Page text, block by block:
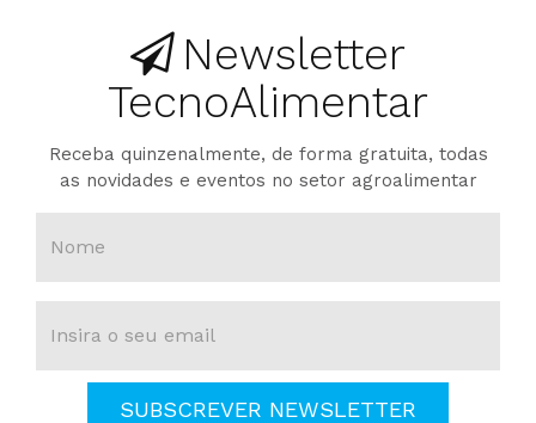
Newsletter
TecnoAlimentar
Receba quinzenalmente, de forma gratuita, todas
as novidades e eventos no setor agroalimentar
SUBSCREVER NEWSLETTER